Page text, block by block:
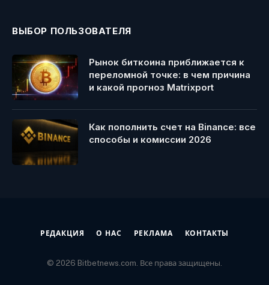
ВЫБОР ПОЛЬЗОВАТЕЛЯ
Рынок биткоина приближается к
переломной точке: в чем причина
и какой прогноз Matrixport
Как пополнить счет на Binance: все
способы и комиссии 2026
РЕДАКЦИЯ О НАС РЕКЛАМА КОНТАКТЫ
© 2026 Bitbetnews.com. Все права защищены.